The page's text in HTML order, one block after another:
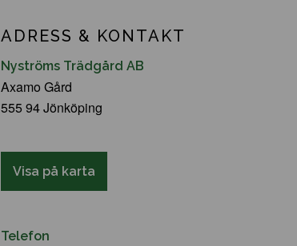
ADRESS & KONTAKT
Nyströms Trädgård AB
Axamo Gård
555 94 Jönköping
Visa på karta
Telefon